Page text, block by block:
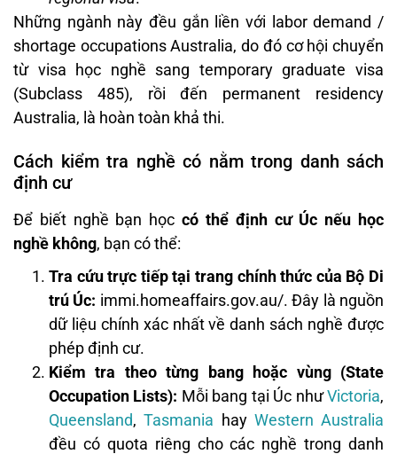
Những ngành này đều gắn liền với labor demand /
shortage occupations Australia, do đó cơ hội chuyển
từ visa học nghề sang temporary graduate visa
(Subclass 485), rồi đến permanent residency
Australia, là hoàn toàn khả thi.
Cách kiểm tra nghề có nằm trong danh sách
định cư
Để biết nghề bạn họccó thể định cư Úc nếu học
nghề không, bạn có thể:
Tra cứu trực tiếp tại trang chính thức của Bộ Di
trú Úc: immi.homeaffairs.gov.au/. Đây là nguồn
dữ liệu chính xác nhất về danh sách nghề được
phép định cư.
Kiểm tra theo từng bang hoặc vùng (State
Occupation Lists): Mỗi bang tại Úc nhưVictoria,
Queensland,Tasmania hay Western Australia
đều có quota riêng cho các nghề trong danh